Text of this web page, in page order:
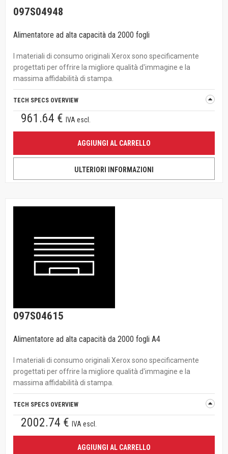
097S04948
Alimentatore ad alta capacità da 2000 fogli
I materiali di consumo originali Xerox sono specificamente
progettati per offrire la migliore qualità d'immagine e la
massima affidabilità di stampa.
TECH SPECS OVERVIEW
961.64 € IVA escl.
AGGIUNGI AL CARRELLO
ULTERIORI INFORMAZIONI
097S04615
Alimentatore ad alta capacità da 2000 fogli A4
I materiali di consumo originali Xerox sono specificamente
progettati per offrire la migliore qualità d'immagine e la
massima affidabilità di stampa.
TECH SPECS OVERVIEW
2002.74 € IVA escl.
AGGIUNGI AL CARRELLO